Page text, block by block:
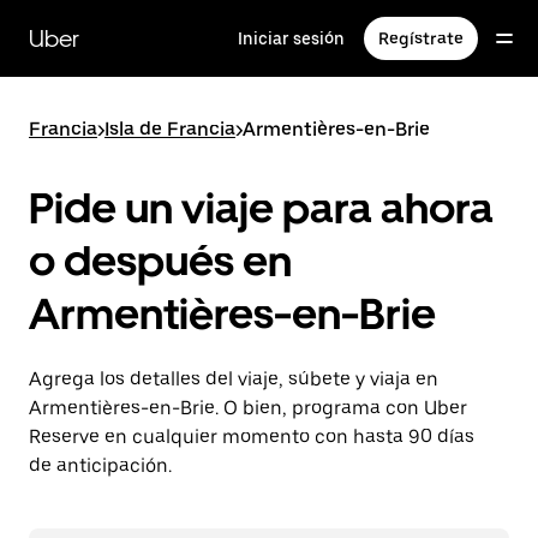
contenido
principal
Uber Iniciar sesión Regístrate
Francia>Isla de Francia>Armentières-en-Brie
Pide un viaje para ahora
o después en
Armentières-en-Brie
Agrega los detalles del viaje, súbete y viaja en
Armentières-en-Brie. O bien, programa con Uber
Reserve en cualquier momento con hasta 90 días
de anticipación.